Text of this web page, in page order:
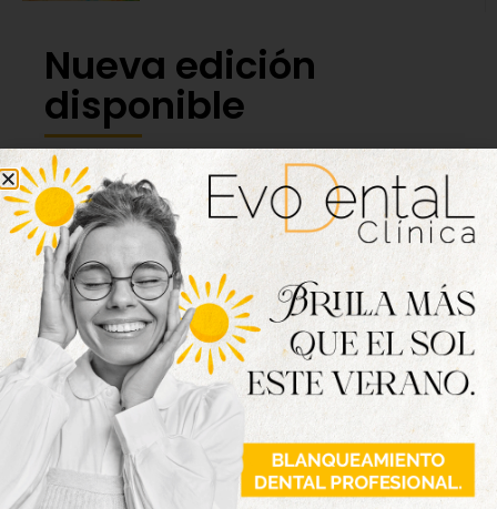
Nueva edición
disponible
Hazte ya con la trigésimo séptima edición de
la revista Tordesillas al día. Haz clic sobre la
imagen para verla online.